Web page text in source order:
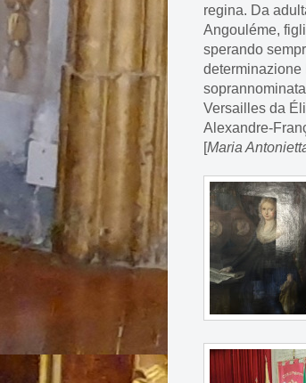
regina. Da
Angouléme,
sperando
determinazione
soprannominata
Versailles da
Alexandre-
[Maria